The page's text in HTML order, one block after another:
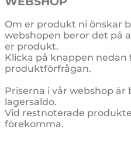
Om er produkt ni önskar
webshopen beror det på
er produkt.
Klicka på knappen nedan
produktförfrågan.
Priserna i vår webshop är
lagersaldo.
Vid restnoterade
förekomma.